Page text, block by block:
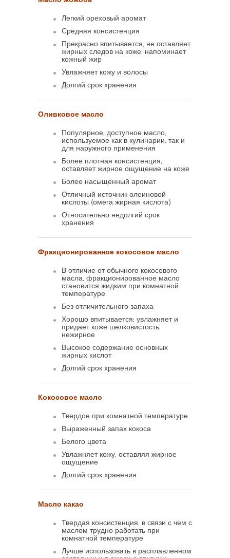
Легкий ореховый аромат
Средняя консистенция
Прекрасно впитывается, не оставляет
жирных следов на коже, напоминает
кожный жир
Увлажняет кожу и волосы
Долгий срок хранения
Оливковое масло
Популярное, доступное масло,
используемое как в кулинарии, так и
для наружного применения
Более плотная консистенция;
оставляет жирное ощущение на коже
Более насыщенный аромат
Отличный источник олеиновой
кислоты (омега жирная кислота)
Относительно недолгий срок
хранения
Фракционированное кокосовое масло
В отличие от обычного кокосового
масла, фракционированное масло
становится жидким при комнатной
температуре
Без отличительного запаха
Хорошо впитывается; увлажняет и
придает коже шелковистость;
нежирное
Высокое содержание основных
жирных кислот
Долгий срок хранения
Кокосовое масло
Твердое при комнатной температуре
Выраженный запах кокоса
Белого цвета
Увлажняет кожу, оставляя жирное
ощущение
Долгий срок хранения
Масло какао
Твердая консистенция, в связи с чем с
маслом трудно работать при
комнатной температуре
Лучше использовать в расплавленном